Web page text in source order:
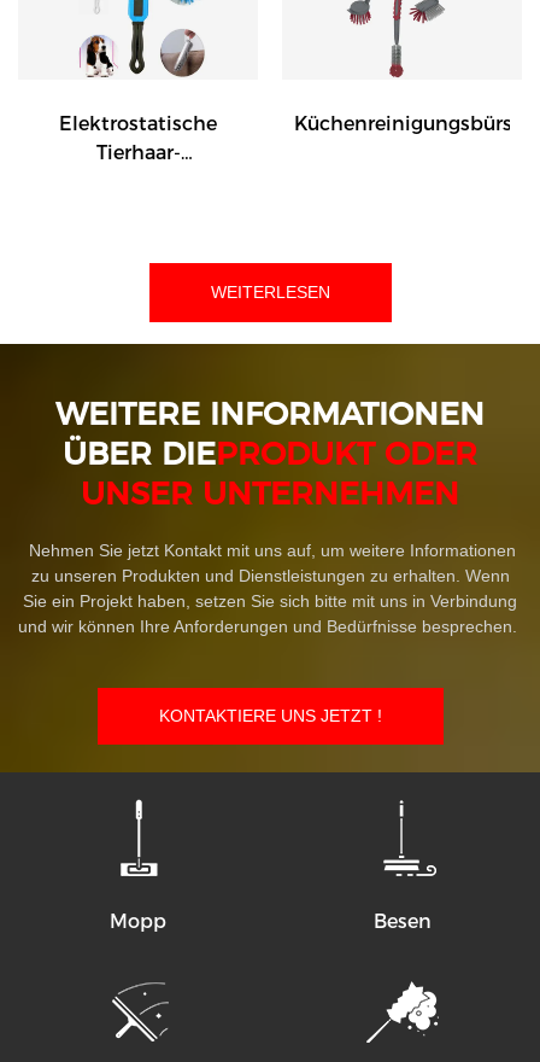
Elektrostatische
Tierhaar-
Küchenreinigungsbürste
WEITERLESEN
WEITERE INFORMATIONEN
ÜBER DIEPRODUKT ODER
UNSER UNTERNEHMEN
Nehmen Sie jetzt Kontakt mit uns auf, um weitere Informationen
zu unseren Produkten und Dienstleistungen zu erhalten. Wenn
Sie ein Projekt haben, setzen Sie sich bitte mit uns in Verbindung
und wir können Ihre Anforderungen und Bedürfnisse besprechen.
KONTAKTIERE UNS JETZT !
Mopp Besen